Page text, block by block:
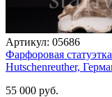
Артикул: 05686
Фарфоровая
Hutschenreuther,
55 000 руб.